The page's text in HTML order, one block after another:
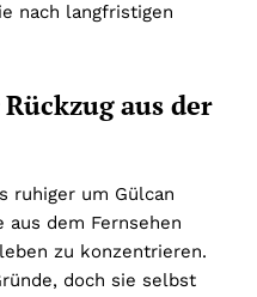
nach langfristigen
aus der
ruhiger um Gülcan
aus dem Fernsehen
zu konzentrieren.
doch sie selbst